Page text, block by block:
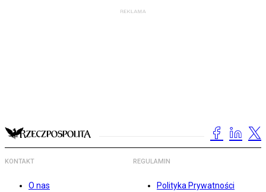
KONTAKT
O nas
REGULAMIN
Polityka Prywatności